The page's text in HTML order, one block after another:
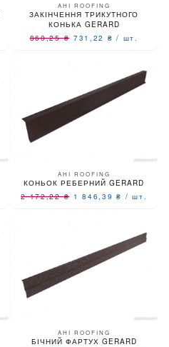
AHI ROOFING
ЗАКІНЧЕННЯ ТРИКУТНОГО
КОНЬКА GERARD
860,25₴ 731,22 ₴ / шт.
AHI ROOFING
КОНЬОК РЕБЕРНИЙ GERARD
2 172,22₴ 1 846,39₴ / шт.
AHI ROOFING
БІЧНИЙ ФАРТУХ GERARD